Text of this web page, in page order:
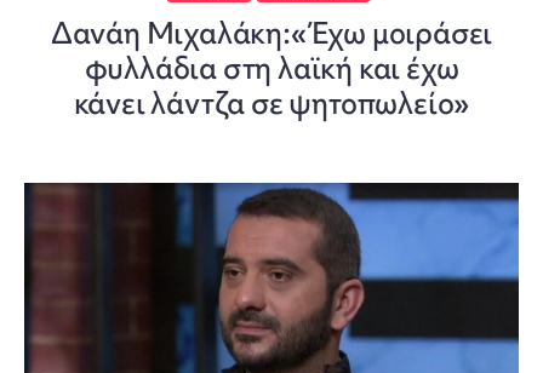
Δανάη Μιχαλάκη:«Έχω μοιράσει
φυλλάδια στη λαϊκή και έχω
κάνει λάντζα σε ψητοπωλείο»